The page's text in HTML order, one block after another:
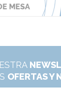
OFERTAS Y